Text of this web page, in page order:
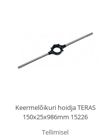
Keermelõikuri hoidja TERAS
150x25x986mm 15226
Tellimisel